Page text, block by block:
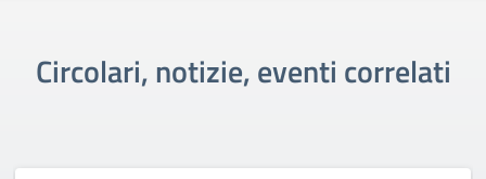
Circolari, notizie, eventi correlati